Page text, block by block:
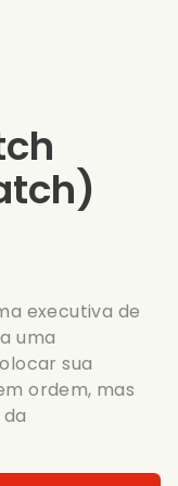
executiva de
uma
sua
ordem, mas